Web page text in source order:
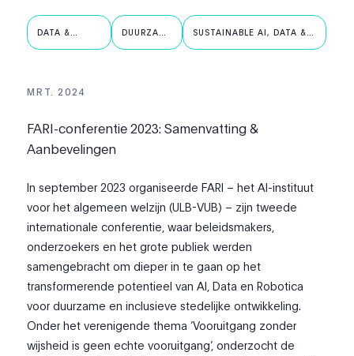
DATA &
DUURZAME
SUSTAINABLE AI, DATA &
MRT. 2024
FARI-conferentie 2023: Samenvatting &
Aanbevelingen
In september 2023 organiseerde FARI – het AI-instituut
voor het algemeen welzijn (ULB-VUB) – zijn tweede
internationale conferentie, waar beleidsmakers,
onderzoekers en het grote publiek werden
samengebracht om dieper in te gaan op het
transformerende potentieel van AI, Data en Robotica
voor duurzame en inclusieve stedelijke ontwikkeling.
Onder het verenigende thema ‘Vooruitgang zonder
wijsheid is geen echte vooruitgang’, onderzocht de